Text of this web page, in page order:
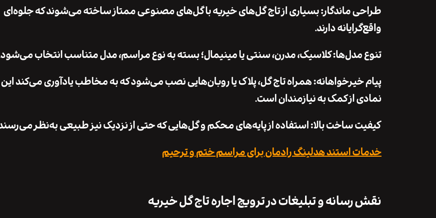
طراحی ماندگار: بسیاری از تاج گل‌های خیریه با گل‌های مصنوعی ممتاز ساخته می‌شوند که جلوه‌ای
واقع‌گرایانه دارند.
تنوع مدل‌ها: کلاسیک، مدرن، سنتی یا مینیمال؛ بسته به نوع مراسم، مدل متناسب انتخاب
پیام خیرخواهانه: همراه تاج گل، پلاک یا روبان‌هایی نصب می‌شود که به مخاطب یادآوری می‌کند این
نمادی از کمک به نیازمندان است.
کیفیت ساخت بالا: استفاده از پایه‌های محکم و گل‌هایی که حتی از نزدیک نیز طبیعی به‌نظر
خدمات استند هدلینگ رادمان برای مراسم ختم و ترحیم
نقش رسانه و تبلیغات در ترویج اجاره تاج گل خیریه